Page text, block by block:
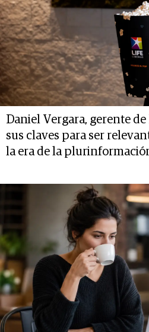
Daniel Vergara, gerente
sus claves para ser
la era de la